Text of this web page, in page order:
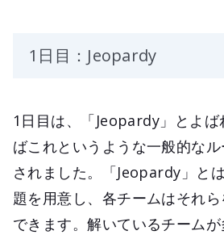
1日目：Jeopardy
1日目は、「Jeopardy」とよば
ばこれというような一般的な
されました。「Jeopardy」と
題を用意し、各チームはそれ
できます。解いているチーム